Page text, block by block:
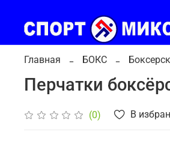
Главная БОКС
Перчатки
(0) В